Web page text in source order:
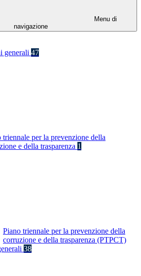
Menu di
navigazione
generali 47
triennale per la prevenzione della
e della trasparenza 1
Piano triennale per la prevenzione della
corruzione e della trasparenza (PTPCT)
38